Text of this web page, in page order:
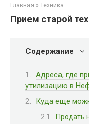
Главная » Техника
Прием старой
Содержание
Адреса, где
утилизацию в
Куда еще
Продать